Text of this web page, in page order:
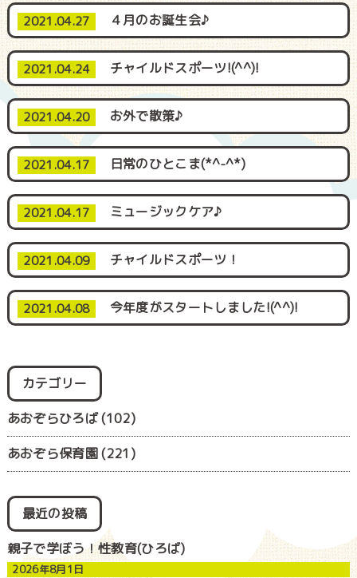
2021.04.27 ４月のお誕生会♪
2021.04.24 チャイルドスポーツ!(^^)!
2021.04.20 お外で散策♪
2021.04.17 日常のひとこま(*^-^*)
2021.04.17 ミュージックケア♪
2021.04.09 チャイルドスポーツ！
2021.04.08 今年度がスタートしました!(^^)!
カテゴリー
あおぞらひろば(102)
あおぞら保育園(221)
最近の投稿
親子で学ぼう！性教育(ひろば)
2026年8月1日